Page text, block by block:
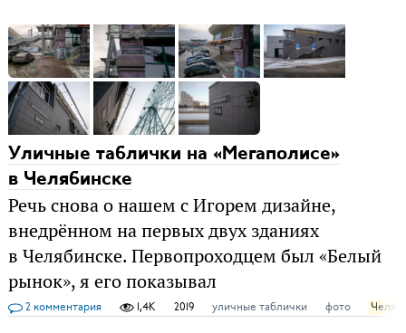
Уличные таблички на «Мегаполисе»
в Челябинске
Речь снова о нашем с Игорем дизайне,
внедрённом на первых двух зданиях
в Челябинске. Первопроходцем был «Белый
рынок», я его показывал
2 комментария 1,4K 2019 уличные таблички фото